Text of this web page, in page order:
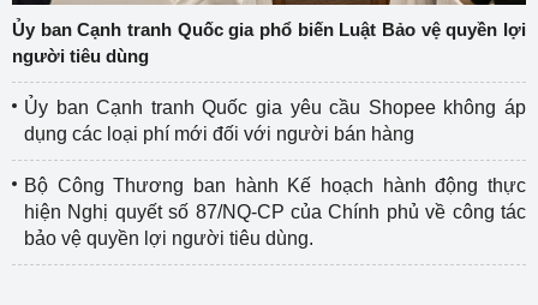
Ủy ban Cạnh tranh Quốc gia phổ biến Luật Bảo vệ quyền lợi
người tiêu dùng
Ủy ban Cạnh tranh Quốc gia yêu cầu Shopee không áp
dụng các loại phí mới đối với người bán hàng
Bộ Công Thương ban hành Kế hoạch hành động thực
hiện Nghị quyết số 87/NQ-CP của Chính phủ về công tác
bảo vệ quyền lợi người tiêu dùng.